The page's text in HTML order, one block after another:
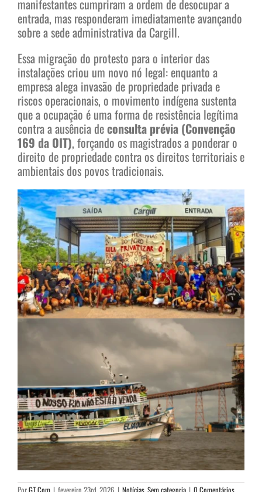
manifestantes cumpriram a ordem de desocupar a
entrada, mas responderam imediatamente avançando
sobre a sede administrativa da Cargill.
Essa migração do protesto para o interior das
instalações criou um novo nó legal: enquanto a
empresa alega invasão de propriedade privada e
riscos operacionais, o movimento indígena sustenta
que a ocupação é uma forma de resistência legítima
contra a ausência deconsulta prévia (Convenção
169 da OIT), forçando os magistrados a ponderar o
direito de propriedade contra os direitos territoriais e
ambientais dos povos tradicionais.
PorGT Com | fevereiro 23rd, 2026 | Notícias,Sem categoria | 0 Comentários